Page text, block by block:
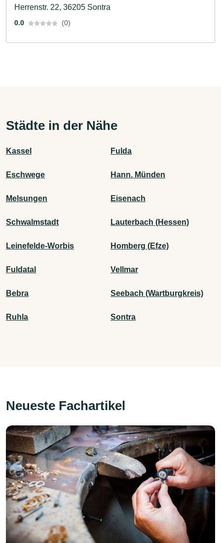
Herrenstr. 22, 36205 Sontra
0.0 (0)
Städte in der Nähe
Kassel Fulda
Eschwege Hann. Münden
Melsungen Eisenach
Schwalmstadt Lauterbach (Hessen)
Leinefelde-Worbis Homberg (Efze)
Fuldatal Vellmar
Bebra Seebach (Wartburgkreis)
Ruhla Sontra
Neueste Fachartikel